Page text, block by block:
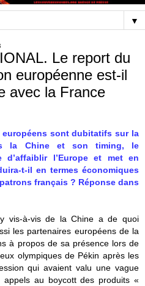
▼
Le report du
européenne est-il
avec la France
sont dubitatifs sur la
la Chine et son timing, le
d’affaiblir l’Europe et met en
t-il en termes économiques
français ? Réponse dans
vis-à-vis de la Chine a de quoi
les partenaires européens de la
à propos de sa présence lors de
olympiques de Pékin après les
qui avaient valu une vague
au boycott des produits «